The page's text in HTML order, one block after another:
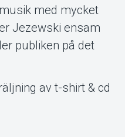
med mycket
Jezewski ensam
publiken på det
av t-shirt & cd